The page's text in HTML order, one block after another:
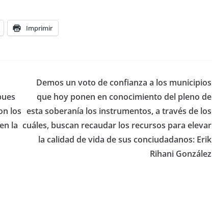
Imprimir
los
la
Demos un voto de confianza a los municipios
que hoy ponen en conocimiento del pleno de
esta soberanía los instrumentos, a través de los
cuáles, buscan recaudar los recursos para elevar
la calidad de vida de sus conciudadanos: Erik
Rihani González